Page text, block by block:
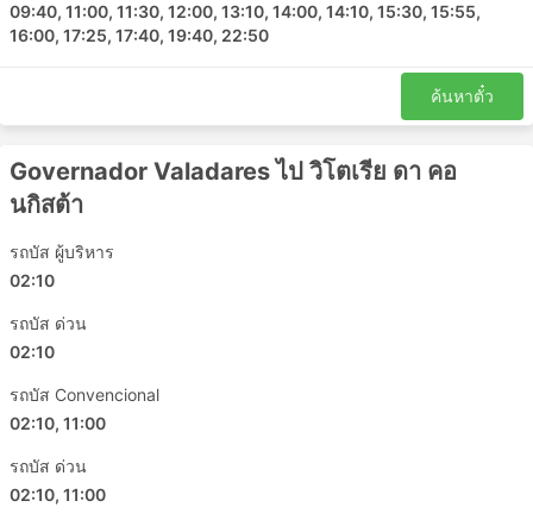
Juiz de Fora - วิตอเรีย
มีนัสเชไรส์ - วิตอเรีย
Governador Valadares - อิลเฮอุส
Espera Feliz - รีโอเดจาเนโร
รีโอเดจาเนโร - Ipatinga
Juiz de Fora - บาเอีย
วิตอเรีย - Bom Jesus do Itabapoana
Muriae - Petropolis
09:40, 11:00, 11:30, 12:00, 13:10, 14:00, 14:10, 15:30, 15:55,
16:00, 17:25, 17:40, 19:40, 22:50
ค้นหาตั๋ว
Governador Valadares ไป วิโตเรีย ดา คอ
นกิสต้า
รถบัส ผู้บริหาร
02:10
รถบัส ด่วน
02:10
รถบัส Convencional
02:10, 11:00
รถบัส ด่วน
02:10, 11:00